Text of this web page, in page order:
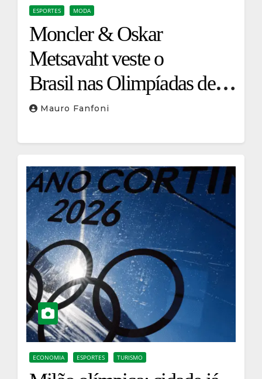
ESPORTES MODA
Moncler & Oskar
Metsavaht veste o
Brasil nas Olimpíadas de
Milão-Cortina 2026
Mauro Fanfoni
ECONOMIA ESPORTES TURISMO